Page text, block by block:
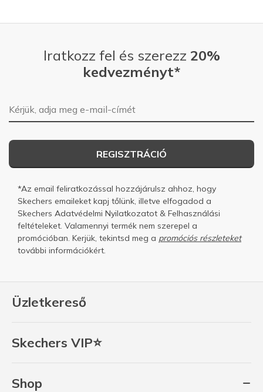
Üzletkereső
Skechers VIP⭐
Shop
Iratkozz fel és szerezz 20%
kedvezményt*
E-mail-cím
REGISZTRÁCIÓ
*Az email feliratkozással hozzájárulsz ahhoz, hogy
Skechers emaileket kapj tőlünk, illetve elfogadod a
Skechers Adatvédelmi Nyilatkozatot & Felhasználási
feltételeket. Valamennyi termék nem szerepel a
promócióban. Kerjük, tekintsd meg a promóciós részleteket
további információkért.